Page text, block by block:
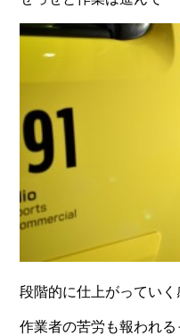
段階的に仕上がっていく
作業者の苦労も報われる